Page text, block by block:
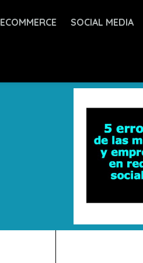
ECOMMERCE SOCIAL MEDIA